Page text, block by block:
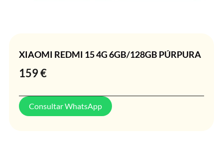
XIAOMI REDMI 15 4G 6GB/128GB PÚRPURA
159€
Consultar WhatsApp